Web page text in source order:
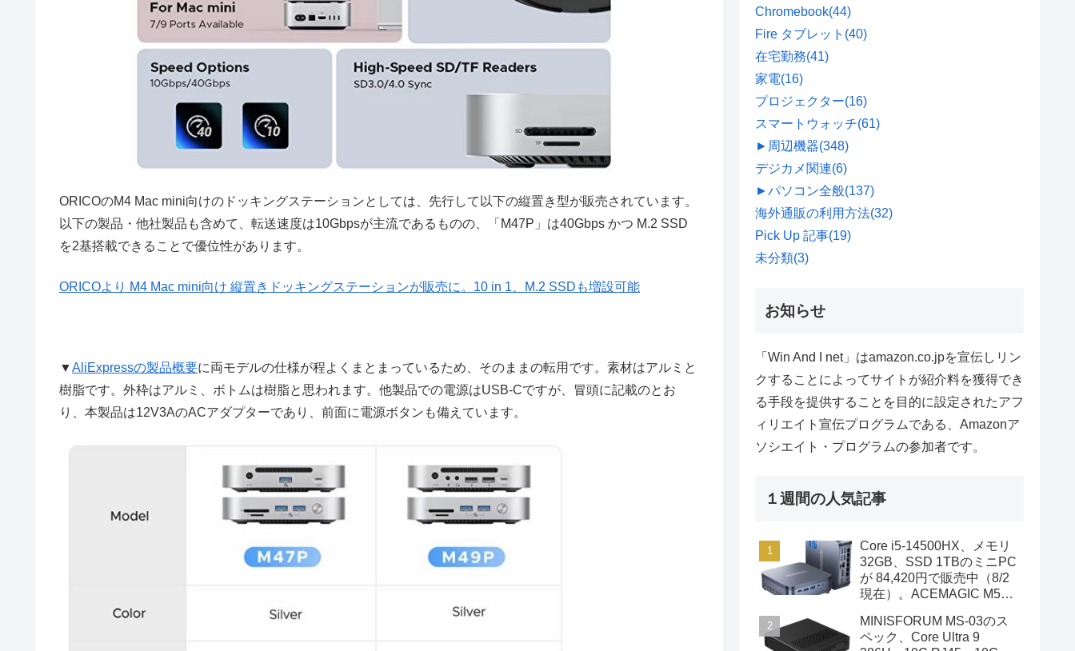
ORICOのM4 Mac mini向けのドッキングステーションとしては、先行して以下の縦置き型が販売されています。
以下の製品・他社製品も含めて、転送速度は10Gbpsが主流であるものの、「M47P」は40Gbps かつ M.2 SSD
を2基搭載できることで優位性があります。
ORICOより M4 Mac mini向け 縦置きドッキングステーションが販売に。10 in 1、M.2 SSDも増設可能
▼AliExpressの製品概要に両モデルの仕様が程よくまとまっているため、そのままの転用です。素材はアルミと
樹脂です。外枠はアルミ、ボトムは樹脂と思われます。他製品での電源はUSB-Cですが、冒頭に記載のとお
り、本製品は12V3AのACアダプターであり、前面に電源ボタンも備えています。
Chromebook(44)
Fire タブレット (40)
在宅勤務(41)
家電(16)
プロジェクター(16)
スマートウォッチ(61)
► 周辺機器(348)
デジカメ関連(6)
►パソコン全般(137)
海外通販の利用方法(32)
Pick Up 記事(19)
未分類(3)
お知らせ
「Win And I net」はamazon.co.jpを宣伝しリン
クすることによってサイトが紹介料を獲得でき
る手段を提供することを目的に設定されたアフ
ィリエイト宣伝プログラムである、Amazonア
ソシエイト・プログラムの参加者です。
１週間の人気記事
Core i5-14500HX、メモリ
32GB、SSD 1TBのミニPC
が 84,420円で販売中（8/2
現在）。ACEMAGIC M5の
MINISFORUM MS-03のス
ペック、Core Ultra 9